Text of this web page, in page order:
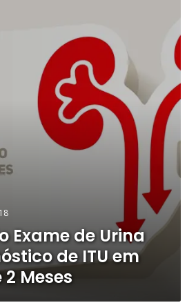
Exame de Urina
de ITU em
Meses